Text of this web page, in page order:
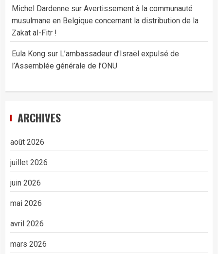
Michel Dardenne sur Avertissement à la communauté
musulmane en Belgique concernant la distribution de la
Zakat al-Fitr !
Eula Kong sur L’ambassadeur d’Israël expulsé de
l’Assemblée générale de l’ONU
ARCHIVES
août 2026
juillet 2026
juin 2026
mai 2026
avril 2026
mars 2026